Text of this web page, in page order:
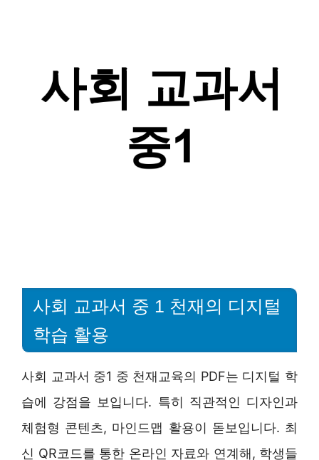
사회 교과서 중 1 천재의 디지털
학습 활용
사회 교과서 중1 중 천재교육의 PDF는 디지털 학
습에 강점을 보입니다. 특히 직관적인 디자인과
체험형 콘텐츠, 마인드맵 활용이 돋보입니다. 최
신 QR코드를 통한 온라인 자료와 연계해, 학생들